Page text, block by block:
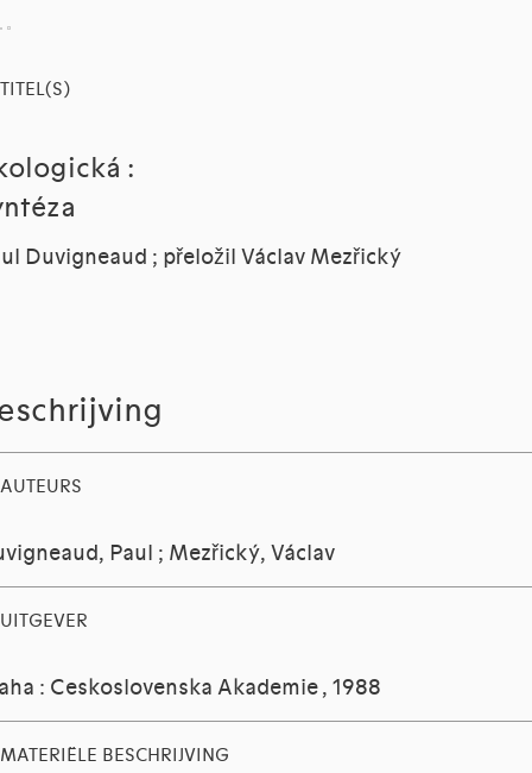
TITEL(S)
:
Duvigneaud ; přeložil Václav Mezřický
AUTEURS
Paul ; Mezřický, Václav
UITGEVER
: Ceskoslovenska Akademie , 1988
MATERIËLE BESCHRIJVING